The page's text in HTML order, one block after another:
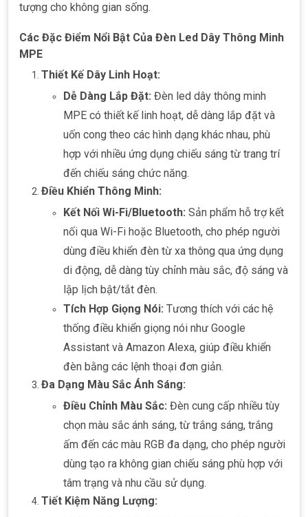
tượng cho không gian sống.
Các Đặc Điểm Nổi Bật Của Đèn Led Dây Thông Minh
MPE
Thiết Kế Dây Linh Hoạt:
Dễ Dàng Lắp Đặt: Đèn led dây thông minh
MPE có thiết kế linh hoạt, dễ dàng lắp đặt và
uốn cong theo các hình dạng khác nhau, phù
hợp với nhiều ứng dụng chiếu sáng từ trang trí
đến chiếu sáng chức năng.
Điều Khiển Thông Minh:
Kết Nối Wi-Fi/Bluetooth: Sản phẩm hỗ trợ kết
nối qua Wi-Fi hoặc Bluetooth, cho phép người
dùng điều khiển đèn từ xa thông qua ứng dụng
di động, dễ dàng tùy chỉnh màu sắc, độ sáng và
lập lịch bật/tắt đèn.
Tích Hợp Giọng Nói: Tương thích với các hệ
thống điều khiển giọng nói như Google
Assistant và Amazon Alexa, giúp điều khiển
đèn bằng các lệnh thoại đơn giản.
Đa Dạng Màu Sắc Ánh Sáng:
Điều Chỉnh Màu Sắc: Đèn cung cấp nhiều tùy
chọn màu sắc ánh sáng, từ trắng sáng, trắng
ấm đến các màu RGB đa dạng, cho phép người
dùng tạo ra không gian chiếu sáng phù hợp với
tâm trạng và nhu cầu sử dụng.
Tiết Kiệm Năng Lượng: